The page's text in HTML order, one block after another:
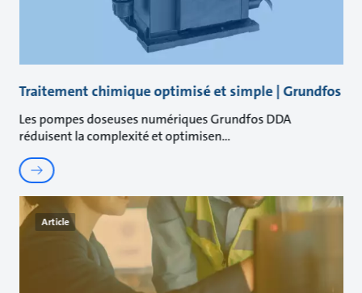
Traitement chimique optimisé et simple | Grundfos
Les pompes doseuses numériques Grundfos DDA
réduisent la complexité et optimisen
Article